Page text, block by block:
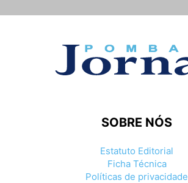
SOBRE NÓS
Estatuto Editorial
Ficha Técnica
Políticas de privacidade